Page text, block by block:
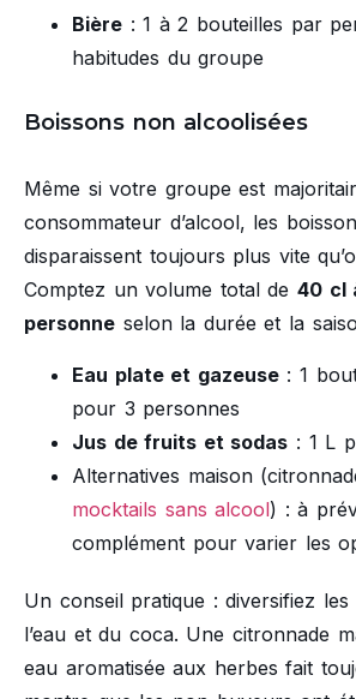
Bière : 1 à 2 bouteilles par
habitudes du groupe
Boissons non alcoolisées
Même si votre groupe est
consommateur d’alcool, les
disparaissent toujours plus vite
Comptez un volume total de40 cl
personne selon la durée et la
Eau plate et gazeuse: 1
pour 3 personnes
Jus de fruits et sodas : 1 L
Alternatives maison
mocktails sans alcool) : à
complément pour varier les
Un conseil pratique : diversifiez les
l’eau et du coca. Une citronnade
eau aromatisée aux herbes fait